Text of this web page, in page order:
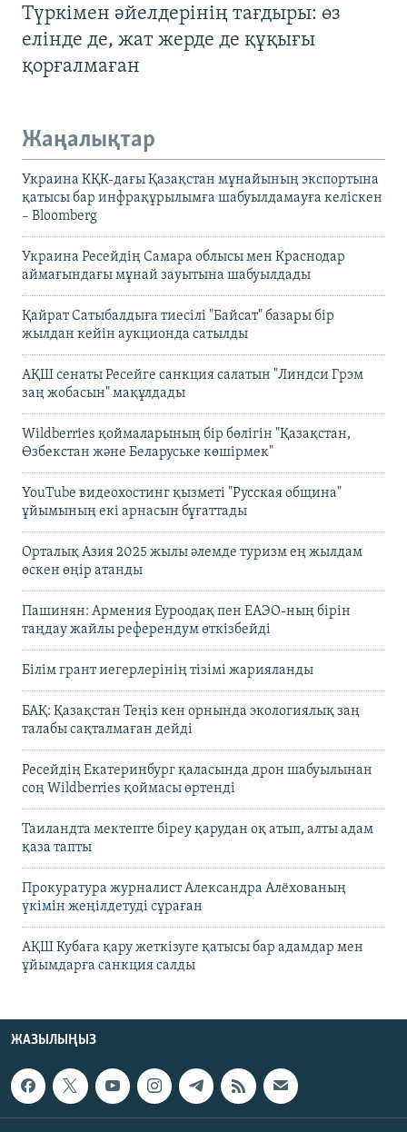
Түркімен әйелдерінің тағдыры: өз
елінде де, жат жерде де құқығы
қорғалмаған
Жаңалықтар
Украина КҚК-дағы Қазақстан мұнайының экспортына
қатысы бар инфрақұрылымға шабуылдамауға келіскен
– Bloomberg
Украина Ресейдің Самара облысы мен Краснодар
аймағындағы мұнай зауытына шабуылдады
Қайрат Сатыбалдыға тиесілі "Байсат" базары бір
жылдан кейін аукционда сатылды
АҚШ сенаты Ресейге санкция салатын "Линдси Грэм
заң жобасын" мақұлдады
Wildberries қоймаларының бір бөлігін "Қазақстан,
Өзбекстан және Беларуське көшірмек"
YouTube видеохостинг қызметі "Русская община"
ұйымының екі арнасын бұғаттады
Орталық Азия 2025 жылы әлемде туризм ең жылдам
өскен өңір атанды
Пашинян: Армения Еуроодақ пен ЕАЭО-ның бірін
таңдау жайлы референдум өткізбейді
Білім грант иегерлерінің тізімі жарияланды
БАҚ: Қазақстан Теңіз кен орнында экологиялық заң
талабы сақталмаған дейді
Ресейдің Екатеринбург қаласында дрон шабуылынан
соң Wildberries қоймасы өртенді
Таиландта мектепте біреу қарудан оқ атып, алты адам
қаза тапты
Прокуратура журналист Александра Алёхованың
үкімін жеңілдетуді сұраған
АҚШ Кубаға қару жеткізуге қатысы бар адамдар мен
ұйымдарға санкция салды
ЖАЗЫЛЫҢЫЗ